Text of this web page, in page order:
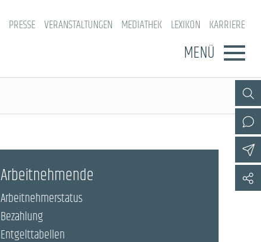
PRESSE VERANSTALTUNGEN MEDIATHEK LEXIKON KARRIERE
MENÜ
Arbeitnehmende
Arbeitnehmerstatus
Bezahlung
Entgelttabellen